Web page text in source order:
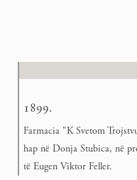
1899.
Farmacia "K Svetom
hap në Donja Stubica, në
të Eugen Viktor Feller.